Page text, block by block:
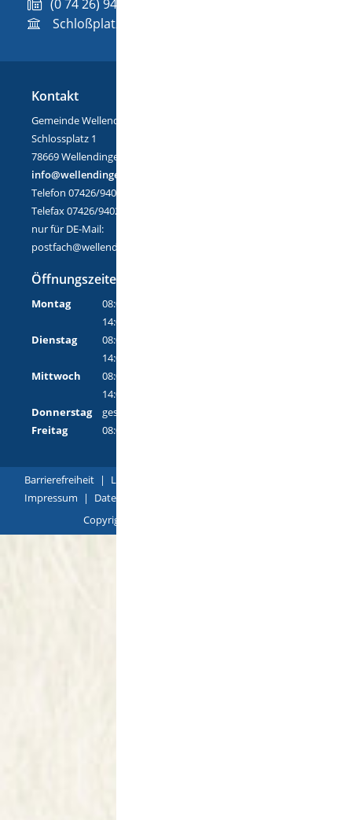
(07426) 94
Schloßplatz 1, 78669 Wellendingen
Kontakt
Gemeinde Wellendingen
Schlossplatz 1
78669 Wellendingen
info@wellendingen.de
Telefon 07426/9402-0
Telefax 07426/9402-25
nur für DE-Mail:
postfach@wellendingen.de-mail.de
Öffnungszeiten
Montag
08:00 Uhr - 12:00 Uhr
14:00 Uhr - 18:00 Uhr
Dienstag
08:00 Uhr - 12:00 Uhr
14:00 Uhr - 16:00 Uhr
Mittwoch
08:00 Uhr - 12:00 Uhr
14:00 Uhr - 16:00 Uhr
Donnerstag
geschlossen
Freitag
08:00 Uhr - 12:00 Uhr
Barrierefreiheit | Leichte Sprache
Impressum
| Datenschutz
Copyright © 2018 |